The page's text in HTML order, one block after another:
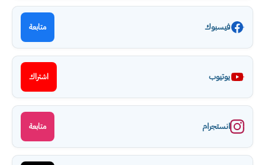
فيسبوك متابعة
يوتيوب اشتراك
انستجرام متابعة